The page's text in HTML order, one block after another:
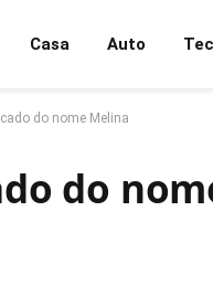
Casa Auto
do nome Melina
do